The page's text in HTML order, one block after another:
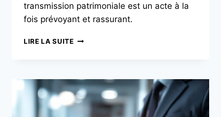
transmission patrimoniale est un acte à la
fois prévoyant et rassurant.
LIRE LA SUITE